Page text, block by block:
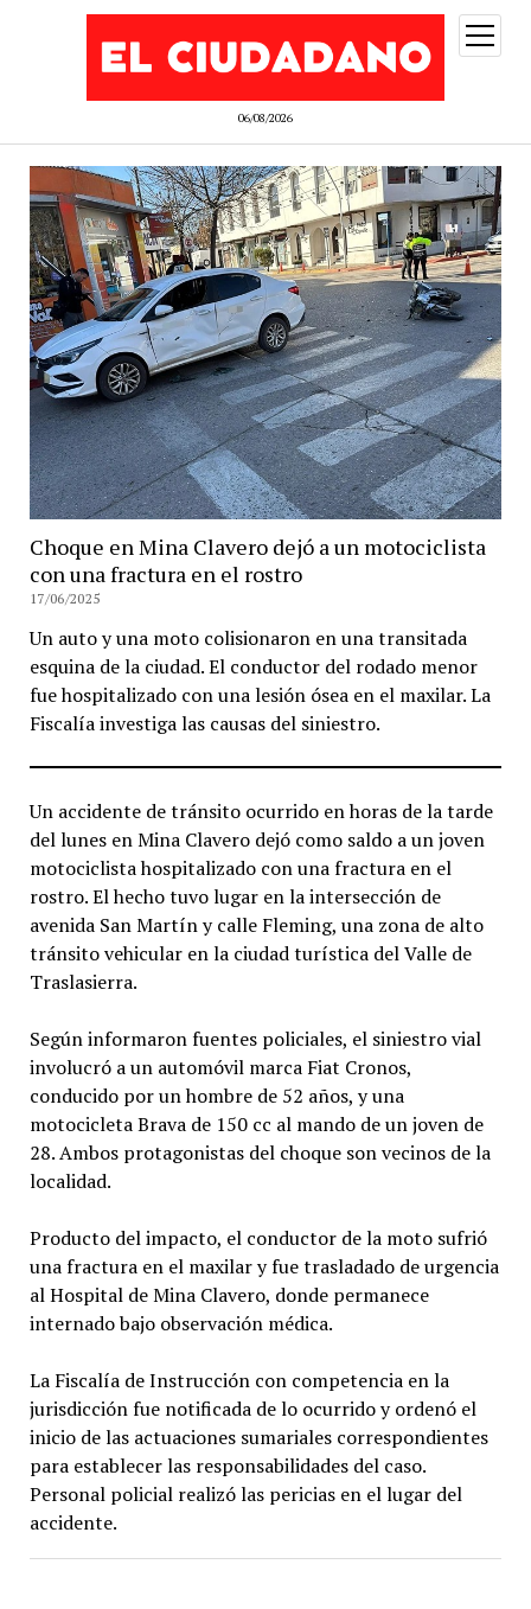
06/08/2026
abrir
menú
Choque en Mina Clavero dejó a un motociclista
con una fractura en el rostro
17/06/2025
Un auto y una moto colisionaron en una transitada
esquina de la ciudad. El conductor del rodado menor
fue hospitalizado con una lesión ósea en el maxilar. La
Fiscalía investiga las causas del siniestro.
Un accidente de tránsito ocurrido en horas de la tarde
del lunes en Mina Clavero dejó como saldo a un joven
motociclista hospitalizado con una fractura en el
rostro. El hecho tuvo lugar en la intersección de
avenida San Martín y calle Fleming, una zona de alto
tránsito vehicular en la ciudad turística del Valle de
Traslasierra.
Según informaron fuentes policiales, el siniestro vial
involucró a un automóvil marca Fiat Cronos,
conducido por un hombre de 52 años, y una
motocicleta Brava de 150 cc al mando de un joven de
28. Ambos protagonistas del choque son vecinos de la
localidad.
Producto del impacto, el conductor de la moto sufrió
una fractura en el maxilar y fue trasladado de urgencia
al Hospital de Mina Clavero, donde permanece
internado bajo observación médica.
La Fiscalía de Instrucción con competencia en la
jurisdicción fue notificada de lo ocurrido y ordenó el
inicio de las actuaciones sumariales correspondientes
para establecer las responsabilidades del caso.
Personal policial realizó las pericias en el lugar del
accidente.